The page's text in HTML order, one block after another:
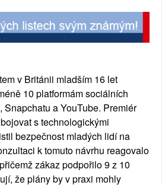
v Británii mladším 16 let
10 platformám sociálních
Snapchatu a YouTube. Premiér
s technologickými
bezpečnost mladých lidí na
k tomuto návrhu reagovalo
zákaz podpořilo 9 z 10
že plány by v praxi mohly